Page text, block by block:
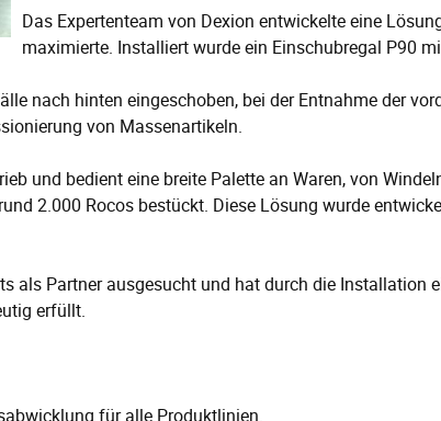
Das Expertenteam von Dexion entwickelte eine
maximierte. Installiert wurde ein Einschubregal P90
nach hinten eingeschoben, bei der Entnahme der
von Massenartikeln.
und bedient eine breite Palette an Waren, von
2.000 Rocos bestückt. Diese Lösung wurde
als Partner ausgesucht und hat durch die
erfüllt.
für alle Produktlinien.